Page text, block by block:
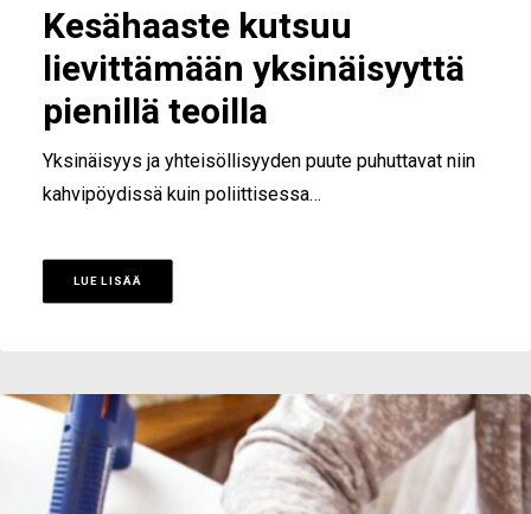
Kesähaaste kutsuu
lievittämään yksinäisyyttä
pienillä teoilla
Yksinäisyys ja yhteisöllisyyden puute puhuttavat niin
kahvipöydissä kuin poliittisessa…
LUE LISÄÄ